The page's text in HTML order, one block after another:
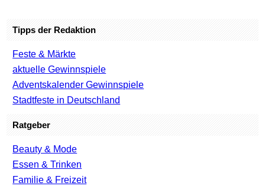
Tipps der Redaktion
Feste & Märkte
aktuelle Gewinnspiele
Adventskalender Gewinnspiele
Stadtfeste in Deutschland
Ratgeber
Beauty & Mode
Essen & Trinken
Familie & Freizeit